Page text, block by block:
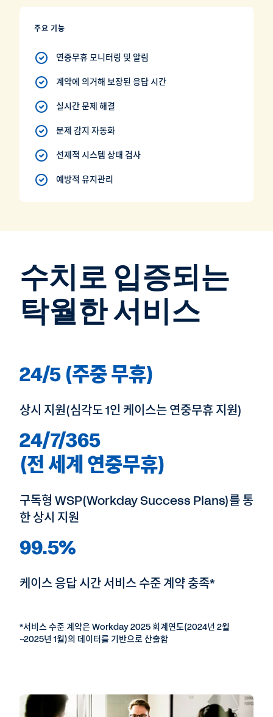
주요 기능
연중무휴 모니터링 및 알림
계약에 의거해 보장된 응답 시간
실시간 문제 해결
문제 감지 자동화
선제적 시스템 상태 검사
예방적 유지관리
수치로 입증되는
탁월한 서비스
24/5 (주중 무휴)
상시 지원(심각도 1인 케이스는 연중무휴 지원)
24/7/365
(전 세계 연중무휴)
구독형 WSP(Workday Success Plans)를 통
한 상시 지원
99.5%
케이스 응답 시간 서비스 수준 계약 충족*
*서비스 수준 계약은 Workday 2025 회계연도(2024년 2월
~2025년 1월)의 데이터를 기반으로 산출함